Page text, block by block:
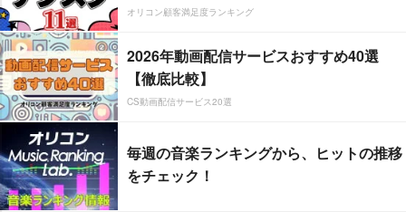
オリコン顧客満足度ランキング
2026年動画配信サービスおすすめ40選
【徹底比較】
CS動画配信サービス20選
毎週の音楽ランキングから、ヒットの推移
をチェック！